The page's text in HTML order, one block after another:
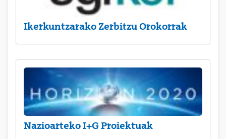
Ikerkuntzarako Zerbitzu Orokorrak
Nazioarteko I+G Proiektuak